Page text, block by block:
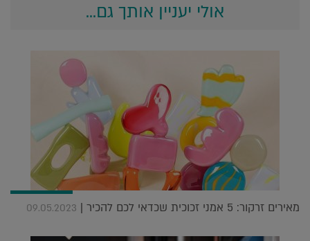
אולי יעניין אותך גם...
מאירים זרקור: 5 אמני זכוכית שכדאי לכם להכיר | 09.05.2023